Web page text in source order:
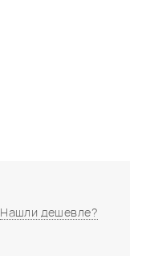
Нашли дешевле?